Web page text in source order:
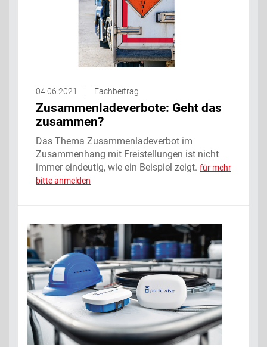
04.06.2021 Fachbeitrag
Zusammenladeverbote: Geht das
zusammen?
Das Thema Zusammenladeverbot im
Zusammenhang mit Freistellungen ist nicht
immer eindeutig, wie ein Beispiel zeigt. für mehr
bitte anmelden